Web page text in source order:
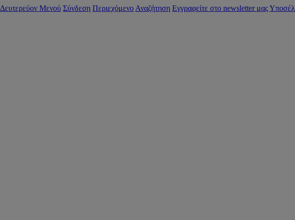
Δευτερεύον Μενού Σύνδεση Περιεχόμενο Αναζήτηση Εγγραφείτε στο newsletter μας